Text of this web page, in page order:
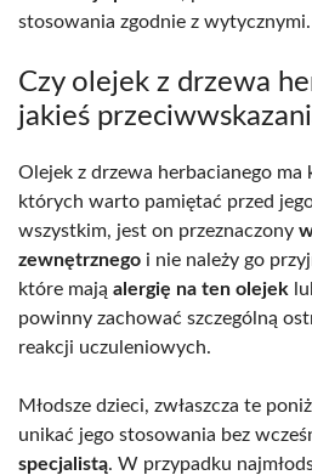
stosowania zgodnie z wytycznymi.
Czy olejek z drzewa
jakieś
Olejek z drzewa herbacianego ma
których warto pamiętać przed
wszystkim, jest on przeznaczony
zewnętrznego i nie należy go
które mają alergię na ten olejek
powinny zachować szczególną
reakcji uczuleniowych.
Młodsze dzieci, zwłaszcza te
unikać jego stosowania bez
specjalistą. W przypadku